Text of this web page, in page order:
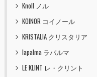
Knoll ノル
KOINOR コイノール
KRISTALIA クリスタリア
lapalma ラパルマ
LE KLINT レ・クリント